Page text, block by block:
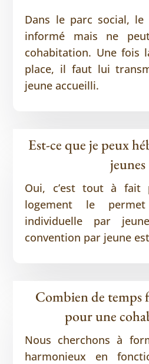
Dans le parc social,
informé mais ne
cohabitation. Une fois
place, il faut lui
jeune accueilli.
Est-ce que je peux
jeunes
Oui, c’est tout à fait
logement le
individuelle par
convention par jeune
Combien de temps
pour une
Nous cherchons à
harmonieux en